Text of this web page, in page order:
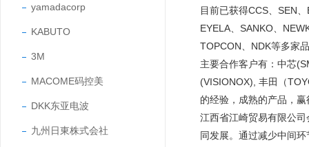
yamadacorp
KABUTO
3M
MACOME码控美
DKK东亚电波
九州日東株式会社
目前已获得CCS、SEN
EYELA、SANKO、
TOPCON、NDK等多家
主要合作客户有：中芯
(VISIONOX), 丰田（
的经验，成熟的产品，
江西省江崎贸易有限公
同发展。通过减少中间